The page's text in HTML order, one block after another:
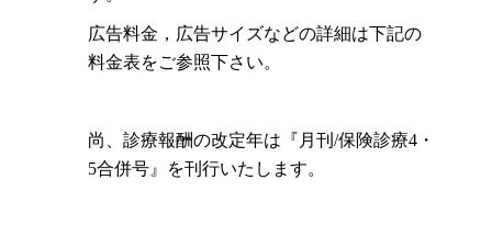
広告料金 ，広告サイズなどの詳細は下記の
料金表をご参照下さい。
尚、診療報酬の改定年は『月刊/保険診療4・
5合併号』を刊行いたします。